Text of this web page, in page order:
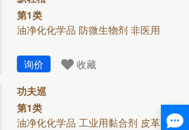
第1类
油净化化学品 防微生物剂 非医用
询价
收藏
功夫巡
第1类
油净化化学品 工业用黏合剂 皮革